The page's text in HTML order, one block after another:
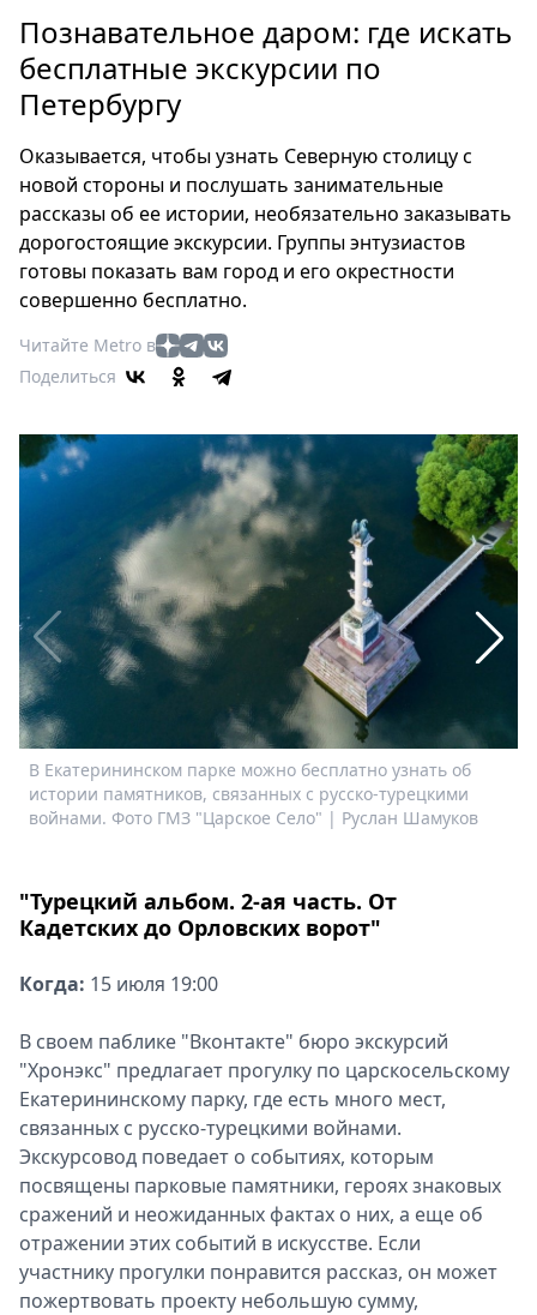
Россия
Мир
Здоровье
Туризм
Мода
Театр
Кино
Афиша
Книги
Выставки
релизы
Metro
Стримы
Спецпроекты
Звезды
Выборы
2026
Скачай
Познавательное даром: где искать
бесплатные экскурсии по
Петербургу
Оказывается, чтобы узнать Северную столицу с
новой стороны и послушать занимательные
рассказы об ее истории, необязательно заказывать
дорогостоящие экскурсии. Группы энтузиастов
готовы показать вам город и его окрестности
совершенно бесплатно.
Читайте Metro в
Поделиться
В Екатерининском парке можно бесплатно узнать об
истории памятников, связанных с русско-турецкими
войнами. Фото ГМЗ "Царское Село" | Руслан Шамуков
"Турецкий альбом. 2-ая часть. От
Кадетских до Орловских ворот"
Когда: 15 июля 19:00
В своем паблике "Вконтакте" бюро экскурсий
"Хронэкс" предлагает прогулку по царскосельскому
Екатерининскому парку, где есть много мест,
связанных с русско-турецкими войнами.
Экскурсовод поведает о событиях, которым
посвящены парковые памятники, героях знаковых
сражений и неожиданных фактах о них, а еще об
отражении этих событий в искусстве. Если
участнику прогулки понравится рассказ, он может
пожертвовать проекту небольшую сумму,